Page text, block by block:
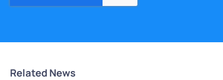
Related News